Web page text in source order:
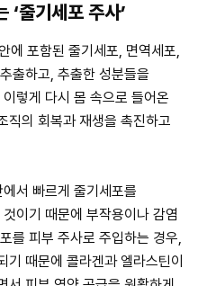
‘줄기세포 주사’
에 포함된 줄기세포, 면역세포,
출하고, 추출한 성분들을
렇게 다시 몸 속으로 들어온
직의 회복과 재생을 촉진하고
서 빠르게 줄기세포를
이기 때문에 부작용이나 감염
를 피부 주사로 주입하는 경우,
때문에 콜라겐과 엘라스틴이